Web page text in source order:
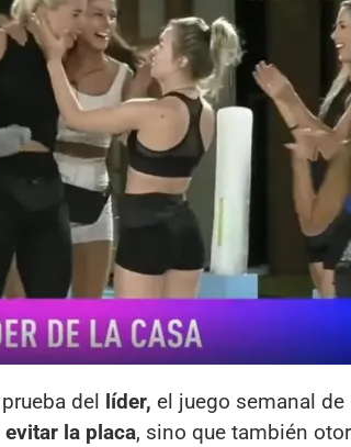
del líder, el juego semanal de
evitar la placa, sino que también